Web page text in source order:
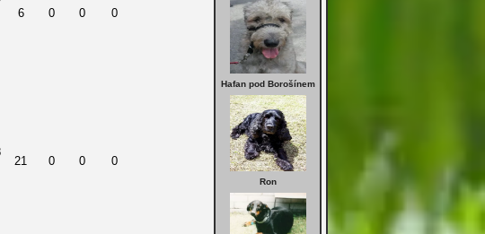
Hafan pod Borošínem
Ron
6 0 0 0
21 0 0 0